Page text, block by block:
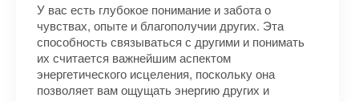
У вас есть глубокое понимание и забота о
чувствах, опыте и благополучии других. Эта
способность связываться с другими и понимать
их считается важнейшим аспектом
энергетического исцеления, поскольку она
позволяет вам ощущать энергию других и